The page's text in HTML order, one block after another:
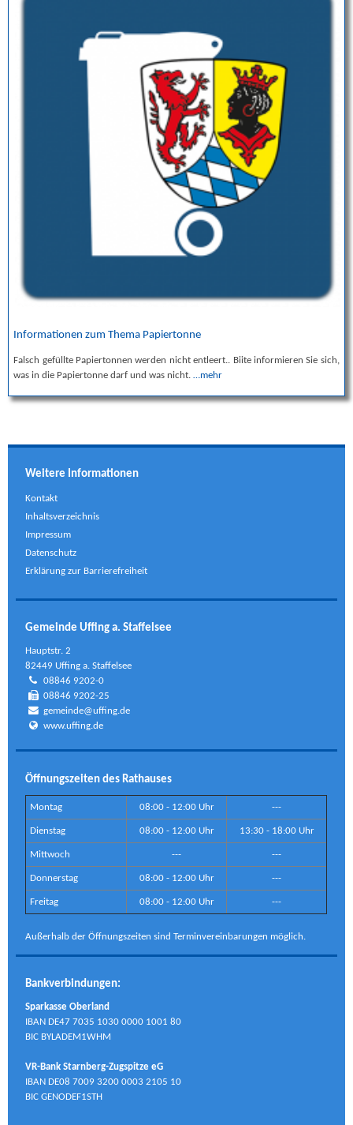
Informationen zum Thema Papiertonne
Falsch gefüllte Papiertonnen werden nicht entleert.. Biite informieren Sie sich,
was in die Papiertonne darf und was nicht.…mehr
Weitere Informationen
Kontakt
Inhaltsverzeichnis
Impressum
Datenschutz
Erklärung zur Barrierefreiheit
Gemeinde Uffing a. Staffelsee
Hauptstr. 2
82449 Uffing a. Staffelsee
08846 9202-0
08846 9202-25
gemeinde@uffing.de
www.uffing.de
Öffnungszeiten des Rathauses
Montag 08:00 - 12:00 Uhr ---
Dienstag 08:00 - 12:00 Uhr 13:30 - 18:00 Uhr
Mittwoch --- ---
Donnerstag 08:00 - 12:00 Uhr ---
Freitag 08:00 - 12:00 Uhr ---
Außerhalb der Öffnungszeiten sind Terminvereinbarungen möglich.
Bankverbindungen:
Sparkasse Oberland
IBAN DE47 7035 1030 0000 1001 80
BIC BYLADEM1WHM
VR-Bank Starnberg-Zugspitze eG
IBAN DE08 7009 3200 0003 2105 10
BIC GENODEF1STH